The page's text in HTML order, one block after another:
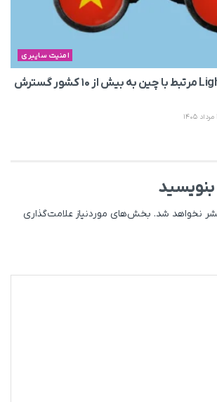
امنیت سایبری
جاسوس‌افزار LightSpy مرتبط با چین به بیش از ۱۰ کشور گسترش
نخواهد شد. بخش‌های موردنیاز علامت‌گذاری